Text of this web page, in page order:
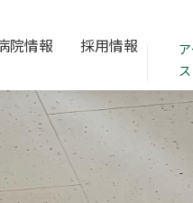
院情報 採用情報
ス